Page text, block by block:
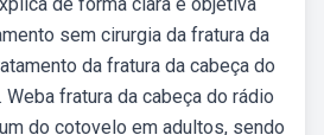
sem cirurgia da fratura da
da fratura da cabeça do
fratura da cabeça do rádio
do cotovelo em adultos, sendo